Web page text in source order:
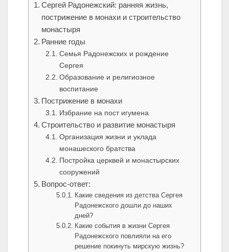
Сергей Радонежский: ранняя жизнь,
пострижение в монахи и строительство
монастыря
Ранние годы
Семья Радонежских и рождение
Сергея
Образование и религиозное
воспитание
Пострижение в монахи
Избрание на пост игумена
Строительство и развитие монастыря
Организация жизни и уклада
монашеского братства
Постройка церквей и монастырских
сооружений
Вопрос-ответ:
Какие сведения из детства Сергея
Радонежского дошли до наших
дней?
Какие события в жизни Сергея
Радонежского повлияли на его
решение покинуть мирскую жизнь?